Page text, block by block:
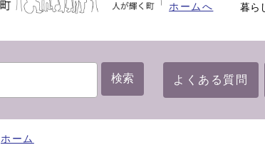
ホームへ 暮ら
検索 よくある質問
ホーム